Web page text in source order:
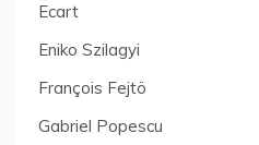
Ecart
Eniko Szilagyi
François Fejtö
Gabriel Popescu